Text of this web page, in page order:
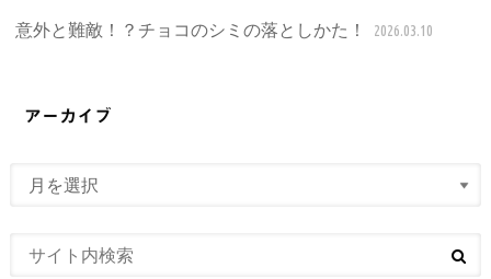
意外と難敵！？チョコのシミの落としかた！ 2026.03.10
アーカイブ